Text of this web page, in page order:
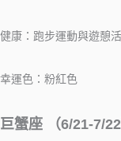
健康：跑步運動與遊憩
幸運色：粉紅色
巨蟹座 （6/21-7/